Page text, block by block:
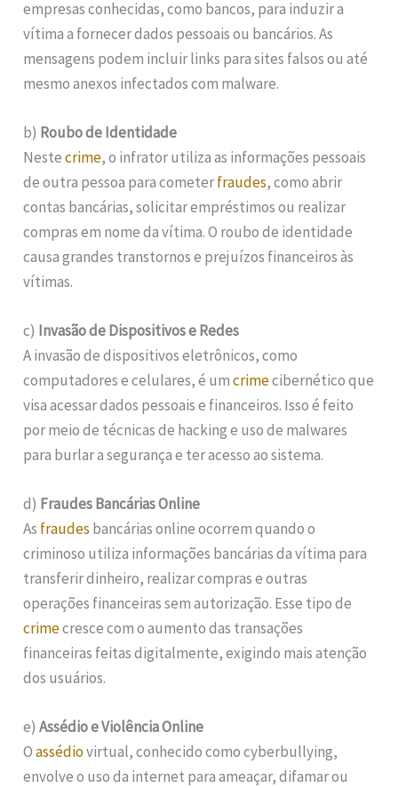
empresas conhecidas, como bancos, para induzir a
vítima a fornecer dados pessoais ou bancários. As
mensagens podem incluir links para sites falsos ou até
mesmo anexos infectados com malware.
b) Roubo de Identidade
Nestecrime, o infrator utiliza as informações pessoais
de outra pessoa para cometerfraudes, como abrir
contas bancárias, solicitar empréstimos ou realizar
compras em nome da vítima. O roubo de identidade
causa grandes transtornos e prejuízos financeiros às
vítimas.
c) Invasão de Dispositivos e Redes
A invasão de dispositivos eletrônicos, como
computadores e celulares, é umcrimecibernético que
visa acessar dados pessoais e financeiros. Isso é feito
por meio de técnicas de hacking e uso de malwares
para burlar a segurança e ter acesso ao sistema.
d) Fraudes Bancárias Online
As fraudes bancárias online ocorrem quando o
criminoso utiliza informações bancárias da vítima para
transferir dinheiro, realizar compras e outras
operações financeiras sem autorização. Esse tipo de
crimecresce com o aumento das transações
financeiras feitas digitalmente, exigindo mais atenção
dos usuários.
e)Assédio e Violência Online
Oassédiovirtual, conhecido como cyberbullying,
envolve o uso da internet para ameaçar, difamar ou